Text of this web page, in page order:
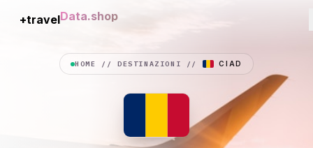
+travelConnection
HOME //DESTINAZIONI // CIAD